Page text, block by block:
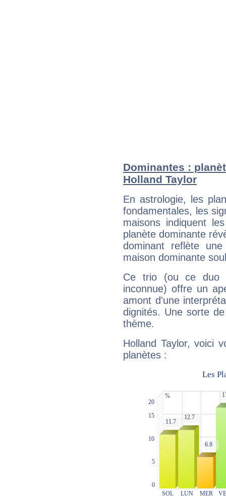
Dominantes :
Holland Taylor
En astrologie, les
fondamentales, les
maisons indiquent
planète dominante
dominant reflète
maison dominante
Ce trio (ou ce duo
inconnue) offre un
amont d'une
dignités. Une sorte
thème.
Holland Taylor, voici
planètes :